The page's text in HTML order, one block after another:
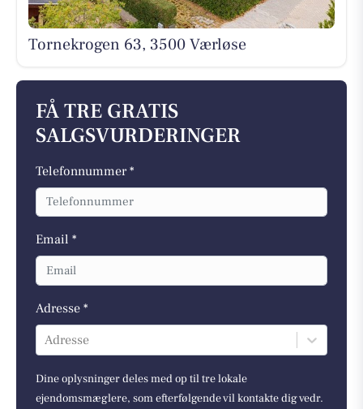
Tornekrogen 63, 3500 Værløse
FÅ TRE GRATIS
SALGSVURDERINGER
Telefonnummer *
Email *
Adresse *
Adresse
Dine oplysninger deles med op til tre lokale
ejendomsmæglere, som efterfølgende vil kontakte dig vedr.